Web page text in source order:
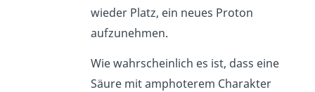
wieder Platz, ein neues Proton
aufzunehmen.
Wie wahrscheinlich es ist, dass eine
Säure mit amphoterem Charakter